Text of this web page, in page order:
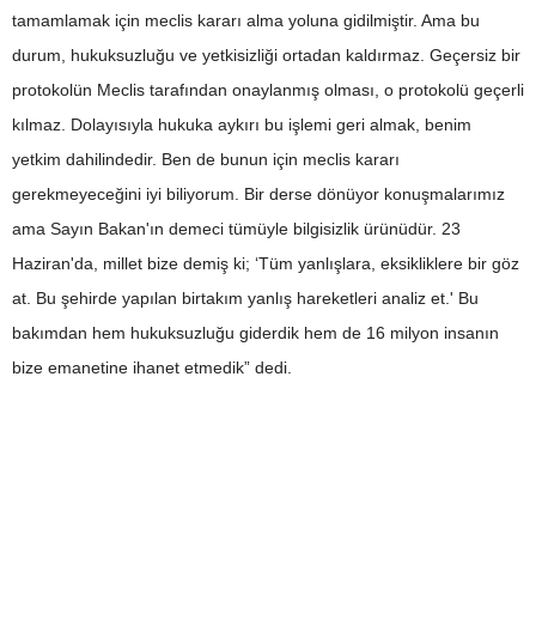
tamamlamak için meclis kararı alma yoluna gidilmiştir. Ama bu
durum, hukuksuzluğu ve yetkisizliği ortadan kaldırmaz. Geçersiz bir
protokolün Meclis tarafından onaylanmış olması, o protokolü geçerli
kılmaz. Dolayısıyla hukuka aykırı bu işlemi geri almak, benim
yetkim dahilindedir. Ben de bunun için meclis kararı
gerekmeyeceğini iyi biliyorum. Bir derse dönüyor konuşmalarımız
ama Sayın Bakan'ın demeci tümüyle bilgisizlik ürünüdür. 23
Haziran'da, millet bize demiş ki; ‘Tüm yanlışlara, eksikliklere bir göz
at. Bu şehirde yapılan birtakım yanlış hareketleri analiz et.' Bu
bakımdan hem hukuksuzluğu giderdik hem de 16 milyon insanın
bize emanetine ihanet etmedik” dedi.